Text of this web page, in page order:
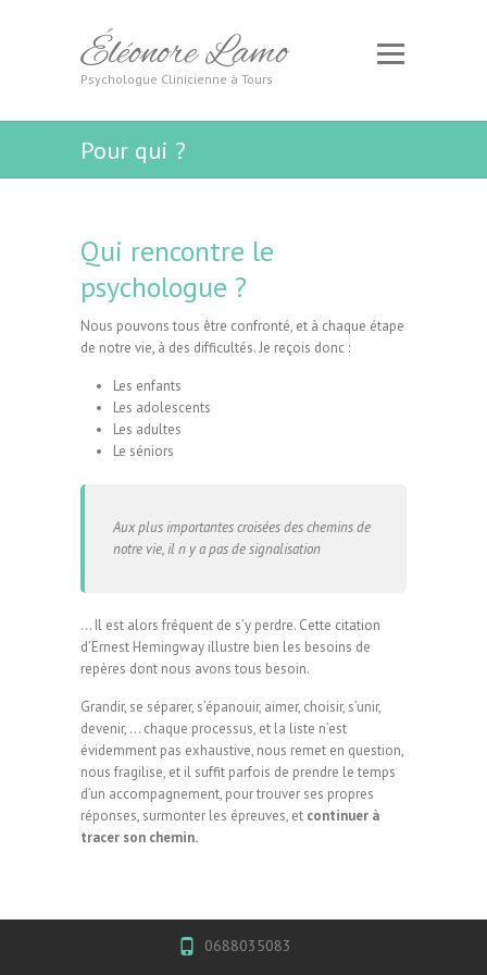
Éléonore Lamo
Psychologue Clinicienne à Tours
Pour qui ?
Qui rencontre le
psychologue ?
Nous pouvons tous être confronté, et à chaque étape
de notre vie, à des difficultés. Je reçois donc :
Les enfants
Les adolescents
Les adultes
Le séniors
Aux plus importantes croisées des chemins de
notre vie, il n y a pas de signalisation
… Il est alors fréquent de s’y perdre. Cette citation
d’Ernest Hemingway illustre bien les besoins de
repères dont nous avons tous besoin.
Grandir, se séparer, s’épanouir, aimer, choisir, s’unir,
devenir, … chaque processus, et la liste n’est
évidemment pas exhaustive, nous remet en question,
nous fragilise, et il suffit parfois de prendre le temps
d’un accompagnement, pour trouver ses propres
réponses, surmonter les épreuves, et continuer à
tracer son chemin.
0688035083